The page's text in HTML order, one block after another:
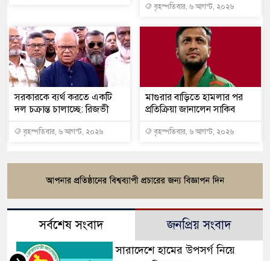
বৃহস্পতিবার, ৬ আগস্ট, ২০২৬
সরকারকে ব্যর্থ করতে একটি
দল চক্রান্ত চালাচ্ছে: রিজভী
বৃহস্পতিবার, ৬ আগস্ট, ২০২৬
মাগুরার বাড়িতে হামলার পর
প্রতিক্রিয়া জানালেন সাকিব
বৃহস্পতিবার, ৬ আগস্ট, ২০২৬
সর্বশেষ সংবাদ জনপ্রিয় সংবাদ
সারাদেশে হামের উপসর্গ নিয়ে